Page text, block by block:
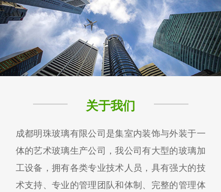
关于我们
成都明珠玻璃有限公司是集室内装饰与外装于一
体的艺术玻璃生产公司，我公司有大型的玻璃加
工设备，拥有各类专业技术人员，具有强大的技
术支持、专业的管理团队和体制、完整的管理体